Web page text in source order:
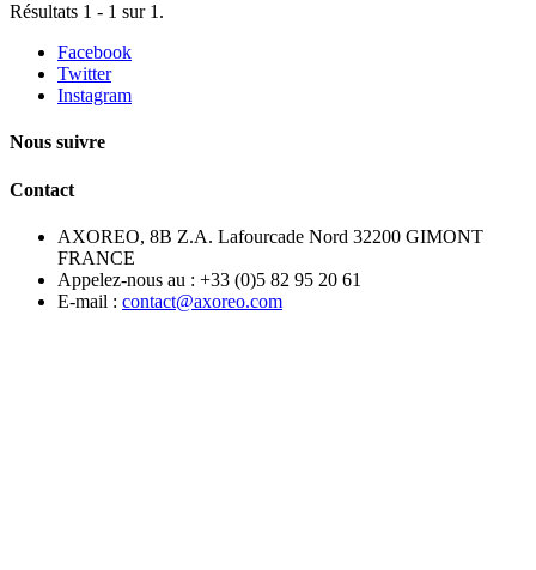
Résultats 1 - 1 sur 1.
Facebook
Twitter
Instagram
Nous suivre
Contact
AXOREO, 8B Z.A. Lafourcade Nord 32200 GIMONT
FRANCE
Appelez-nous au : +33 (0)5 82 95 20 61
E-mail : contact@axoreo.com